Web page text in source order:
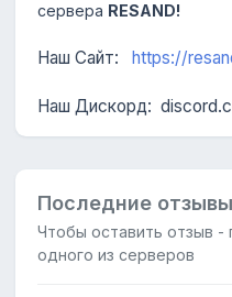
сервера RESAND!
Наш Сайт: https://
Наш Дискорд:
Последние отзывы
Чтобы оставить отзыв -
одного из серверов